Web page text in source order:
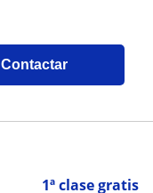
Contactar
1ª clase gratis